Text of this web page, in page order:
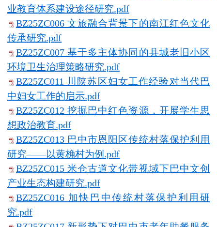
业教育体系建设途径研究.pdf
BZ25ZC006 文旅融合背景下的南江红色文化
传承研究.pdf
BZ25ZC007 基于多主体协同的县城老旧小区
环境卫生治理策略研究.pdf
BZ25ZC011 川陕苏区妇女工作经验对当代巴
中妇女工作的启示.pdf
BZ25ZC012 挖掘巴中红色资源，开展学生思
想政治教育.pdf
BZ25ZC013 巴中市恩阳区传统村落保护利用
研究——以黄桷村为例.pdf
BZ25ZC015 米仓古道文化带视域下巴中文创
产业生态构建研究.pdf
BZ25ZC016 加快巴中传统村落保护利用研
究.pdf